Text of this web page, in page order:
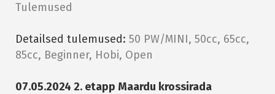
Tulemused
Detailsed tulemused: 50 PW/MINI, 50cc, 65cc,
85cc, Beginner, Hobi, Open
07.05.2024 2. etapp Maardu krossirada